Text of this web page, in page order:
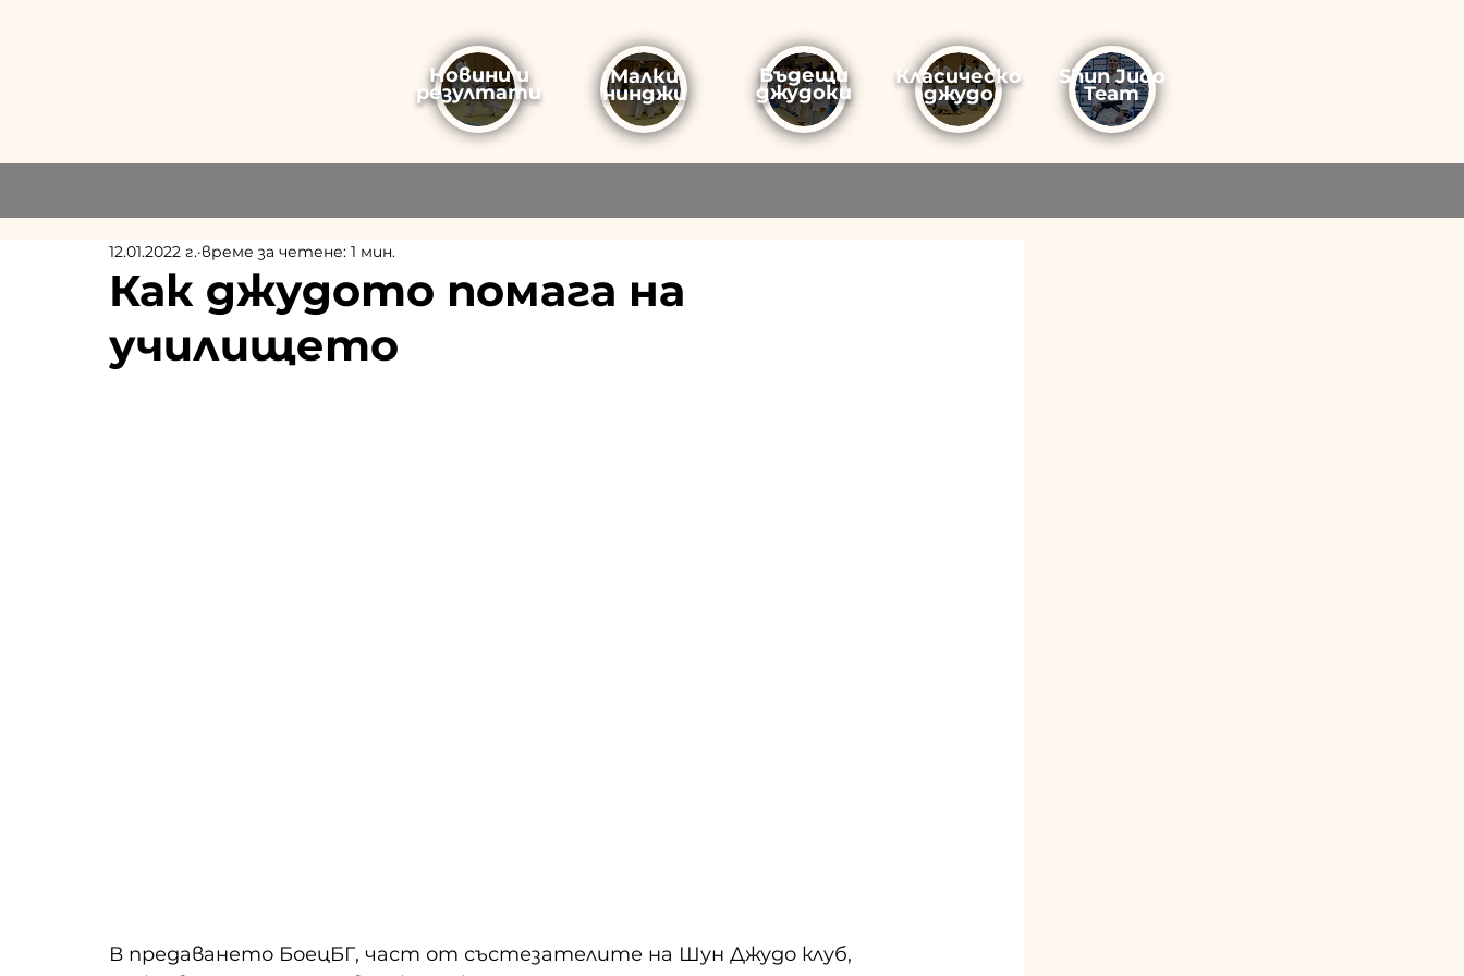
Новини и
резултати
Малки
нинджи
Бъдещи
джудоки
Класическо
джудо
Shun Judo
Team
Как джудото помага на
училището
12.01.2022 г. време за четене: 1 мин.
В предаването БоецБГ, част от състезателите на Шун Джудо клуб,